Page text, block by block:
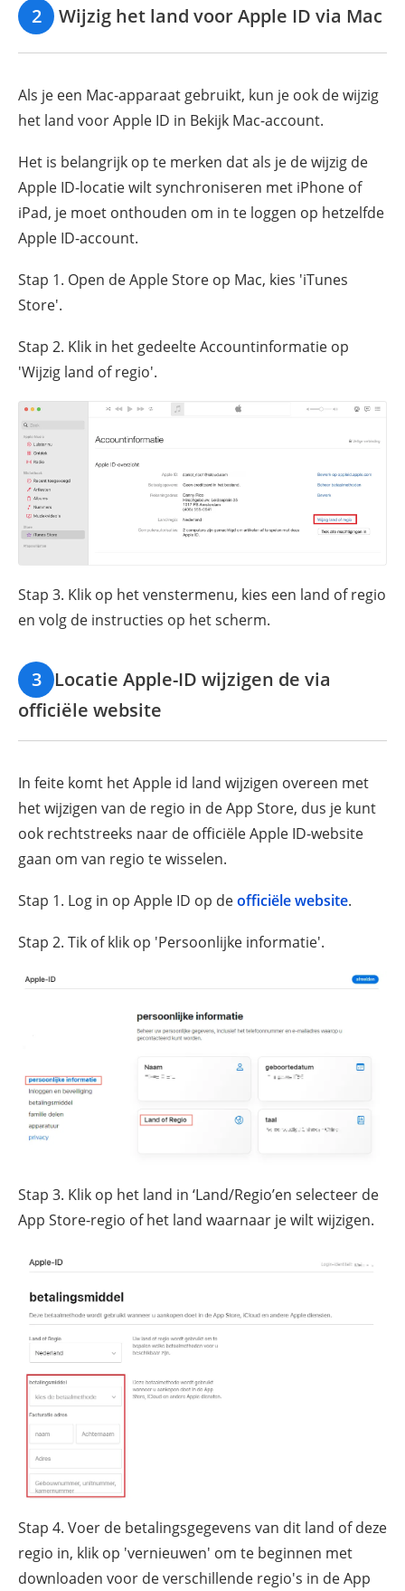
2 Wijzig het land voor Apple ID via Mac
Als je een Mac-apparaat gebruikt, kun je ook de wijzig
het land voor Apple ID in Bekijk Mac-account.
Het is belangrijk op te merken dat als je de wijzig de
Apple ID-locatie wilt synchroniseren met iPhone of
iPad, je moet onthouden om in te loggen op hetzelfde
Apple ID-account.
Stap 1. Open de Apple Store op Mac, kies 'iTunes
Store'.
Stap 2. Klik in het gedeelte Accountinformatie op
'Wijzig land of regio'.
Stap 3. Klik op het venstermenu, kies een land of regio
en volg de instructies op het scherm.
3
Locatie Apple-ID wijzigen de via
officiële website
In feite komt het Apple id land wijzigen overeen met
het wijzigen van de regio in de App Store, dus je kunt
ook rechtstreeks naar de officiële Apple ID-website
gaan om van regio te wisselen.
Stap 1. Log in op Apple ID op deofficiële website.
Stap 2. Tik of klik op 'Persoonlijke informatie'.
Stap 3. Klik op het land in ‘Land/Regio’en selecteer de
App Store-regio of het land waarnaar je wilt wijzigen.
Stap 4. Voer de betalingsgegevens van dit land of deze
regio in, klik op 'vernieuwen' om te beginnen met
downloaden voor de verschillende regio's in de App